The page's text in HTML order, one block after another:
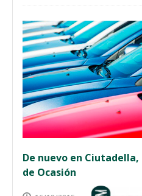
De nuevo en
de Ocasión